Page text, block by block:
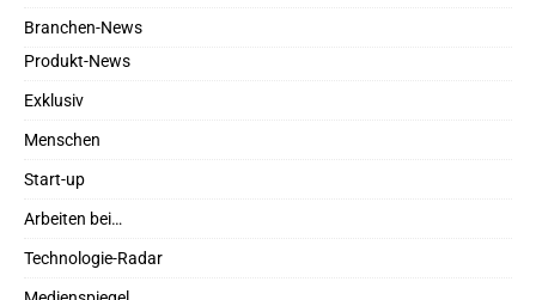
Branchen-News
Produkt-News
Exklusiv
Menschen
Start-up
Arbeiten bei…
Technologie-Radar